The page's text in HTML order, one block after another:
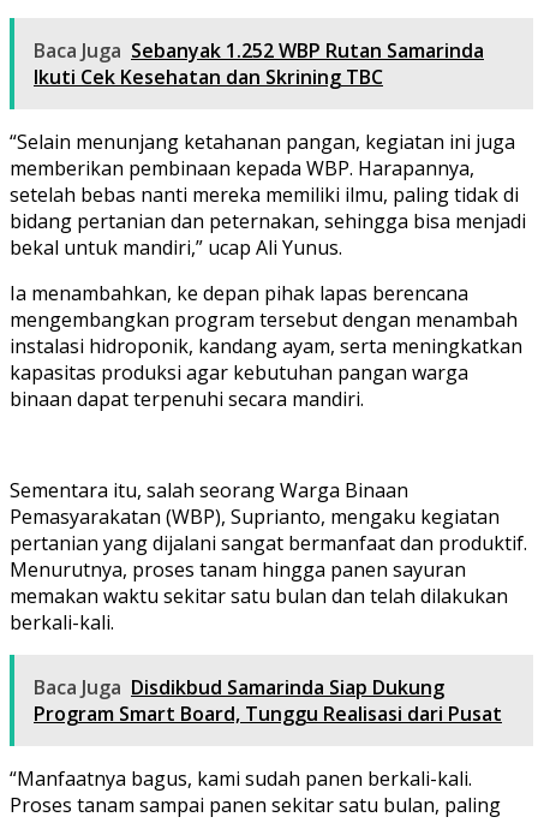
Baca Juga Sebanyak 1.252 WBP Rutan Samarinda
Ikuti Cek Kesehatan dan Skrining TBC
“Selain menunjang ketahanan pangan, kegiatan ini juga
memberikan pembinaan kepada WBP. Harapannya,
setelah bebas nanti mereka memiliki ilmu, paling tidak di
bidang pertanian dan peternakan, sehingga bisa menjadi
bekal untuk mandiri,” ucap Ali Yunus.
Ia menambahkan, ke depan pihak lapas berencana
mengembangkan program tersebut dengan menambah
instalasi hidroponik, kandang ayam, serta meningkatkan
kapasitas produksi agar kebutuhan pangan warga
binaan dapat terpenuhi secara mandiri.
Sementara itu, salah seorang Warga Binaan
Pemasyarakatan (WBP), Suprianto, mengaku kegiatan
pertanian yang dijalani sangat bermanfaat dan produktif.
Menurutnya, proses tanam hingga panen sayuran
memakan waktu sekitar satu bulan dan telah dilakukan
berkali-kali.
Baca Juga Disdikbud Samarinda Siap Dukung
Program Smart Board, Tunggu Realisasi dari Pusat
“Manfaatnya bagus, kami sudah panen berkali-kali.
Proses tanam sampai panen sekitar satu bulan, paling